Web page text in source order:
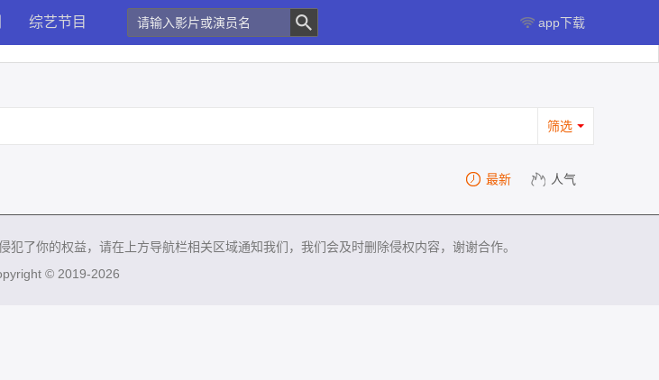
综艺节目 app下载
筛选
最新 人气
了你的权益，请在上方导航栏相关区域通知我们，我们会及时删除侵权内容，谢谢合作。
© 2019-2026